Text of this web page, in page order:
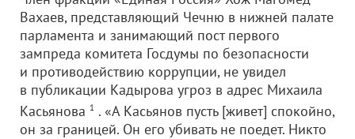
Вахаев, представляющий Чечню в нижней палате
парламента и занимающий пост первого
зампреда комитета Госдумы по безопасности
и противодействию коррупции, не увидел
в публикации Кадырова угроз в адрес Михаила
Касьянова 1 . «А Касьянов пусть [живет] спокойно,
он за границей. Он его убивать не поедет. Никто